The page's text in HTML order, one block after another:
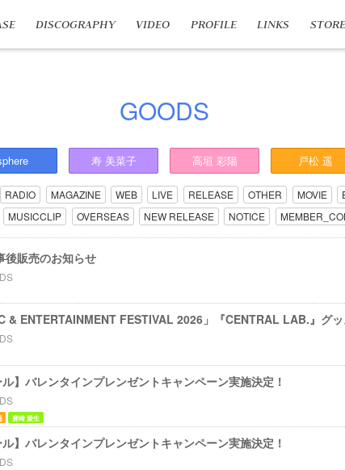
DISCOGRAPHY VIDEO PROFILE LINKS STORE
GOODS
寿 美菜子 高垣 彩陽 戸松 遥
RADIO MAGAZINE WEB LIVE RELEASE OTHER MOVIE
MUSICCLIP OVERSEAS NEW RELEASE NOTICE
後販売のお知らせ
& ENTERTAINMENT FESTIVAL 2026」『CENTRAL LAB.』グ
】バレンタインプレンゼントキャンペーン実施決定！
豊崎 愛生
】バレンタインプレンゼントキャンペーン実施決定！